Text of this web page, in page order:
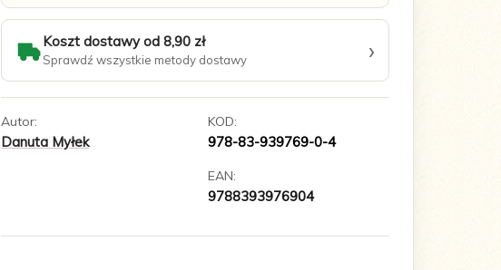
Koszt dostawy od 8,90 zł
Sprawdź wszystkie metody dostawy ›
KOD:
978-83-939769-0-4
Autor:
Danuta Myłek
EAN:
9788393976904